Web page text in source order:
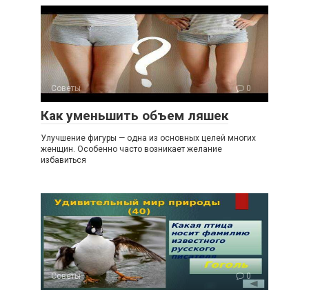
Советы 0
Как уменьшить объем ляшек
Улучшение фигуры — одна из основных целей многих
женщин. Особенно часто возникает желание
избавиться
Советы 0